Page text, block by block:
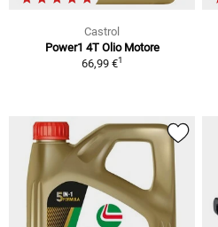
Castrol
Power1 4T Olio Motore
66,99 €1